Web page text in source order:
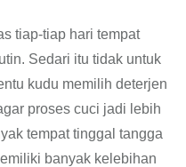
tiap-tiap hari tempat
Sedari itu tidak untuk
kudu memilih deterjen
proses cuci jadi lebih
tempat tinggal tangga
banyak kelebihan